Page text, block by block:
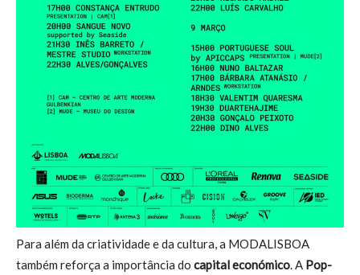
Para além da criatividade e da cultura, a MODALISBOA
também reforça a importância do capital económico. A Pop-